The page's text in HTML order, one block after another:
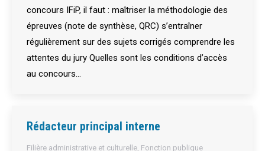
concours IFiP, il faut : maîtriser la méthodologie des
épreuves (note de synthèse, QRC) s’entraîner
régulièrement sur des sujets corrigés comprendre les
attentes du jury Quelles sont les conditions d’accès
au concours…
Rédacteur principal interne
Filière administrative et culturelle, Fonction publique